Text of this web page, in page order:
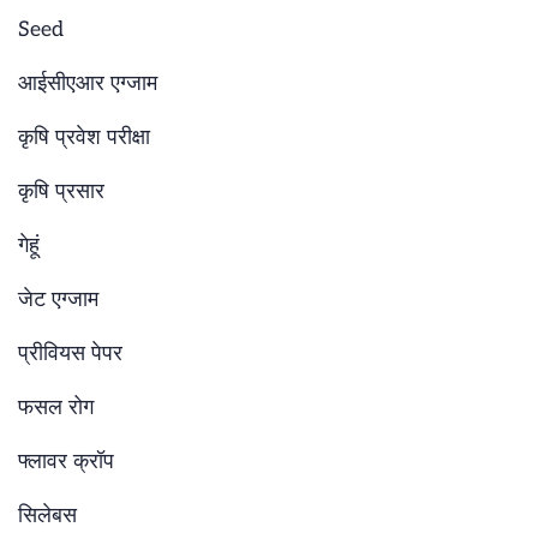
Seed
आईसीएआर एग्जाम
कृषि प्रवेश परीक्षा
कृषि प्रसार
गेहूं
जेट एग्जाम
प्रीवियस पेपर
फसल रोग
फ्लावर क्रॉप
सिलेबस